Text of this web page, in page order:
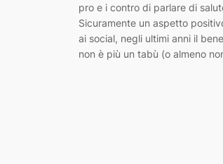
pro e i contro di parlare di
Sicuramente un aspetto
ai social, negli ultimi anni il
non è più un tabù (o almeno